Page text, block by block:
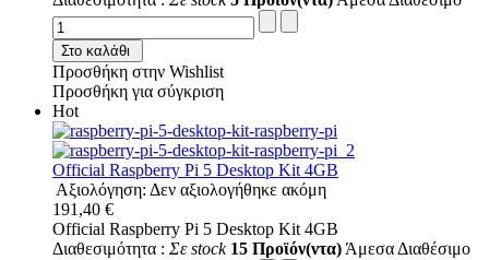
Στο καλάθι
Προσθήκη στην Wishlist
Προσθήκη για σύγκριση
Hot
Official Raspberry Pi 5 Desktop Kit 4GB
Αξιολόγηση: Δεν αξιολογήθηκε ακόμη
191,40 €
Official Raspberry Pi 5 Desktop Kit 4GB
Διαθεσιμότητα : Σε stock 15 Προϊόν(ντα) Άμεσα Διαθέσιμο